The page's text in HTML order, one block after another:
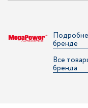
бренде
Все
бренда